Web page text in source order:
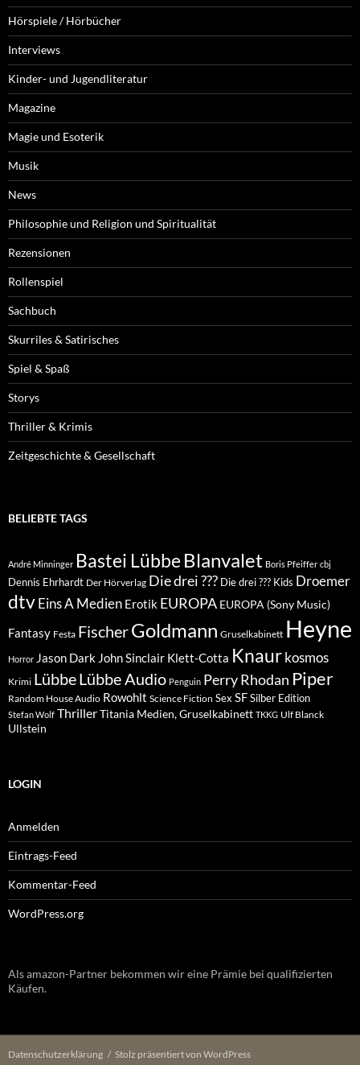
Hörspiele / Hörbücher
Interviews
Kinder- und Jugendliteratur
Magazine
Magie und Esoterik
Musik
News
Philosophie und Religion und Spiritualität
Rezensionen
Rollenspiel
Sachbuch
Skurriles & Satirisches
Spiel & Spaß
Storys
Thriller & Krimis
Zeitgeschichte & Gesellschaft
BELIEBTE TAGS
André Minninger Bastei Lübbe Blanvalet Boris Pfeiffer cbj
Dennis Ehrhardt Der Hörverlag Die drei ??? Die drei ??? Kids Droemer
dtvEins A Medien Erotik EUROPA EUROPA (Sony Music)
Fantasy Festa FischerGoldmann Gruselkabinett Heyne
Horror Jason Dark John Sinclair Klett-Cotta Knaur kosmos
Krimi LübbeLübbe Audio Penguin Perry Rhodan Piper
Random House Audio Rowohlt Science Fiction Sex SFSilber Edition
Stefan Wolf ThrillerTitania Medien, Gruselkabinett TKKG Ulf Blanck
Ullstein
LOGIN
Anmelden
Eintrags-Feed
Kommentar-Feed
WordPress.org
Als amazon-Partner bekommen wir eine Prämie bei qualifizierten
Käufen.
Datenschutzerklärung Stolz präsentiert von WordPress